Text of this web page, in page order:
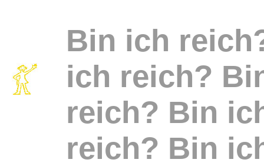
Bin ich
ich reich?
reich? Bin
reich? Bin